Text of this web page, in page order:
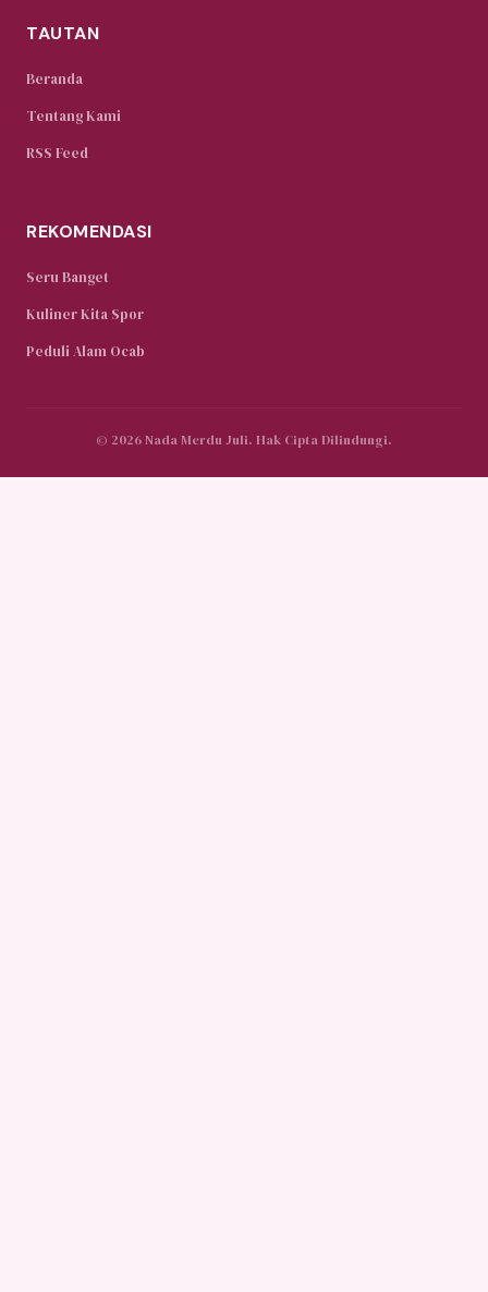
TAUTAN
Beranda
Tentang Kami
RSS Feed
REKOMENDASI
Seru Banget
Kuliner Kita Spor
Peduli Alam Ocab
© 2026 Nada Merdu Juli. Hak Cipta Dilindungi.